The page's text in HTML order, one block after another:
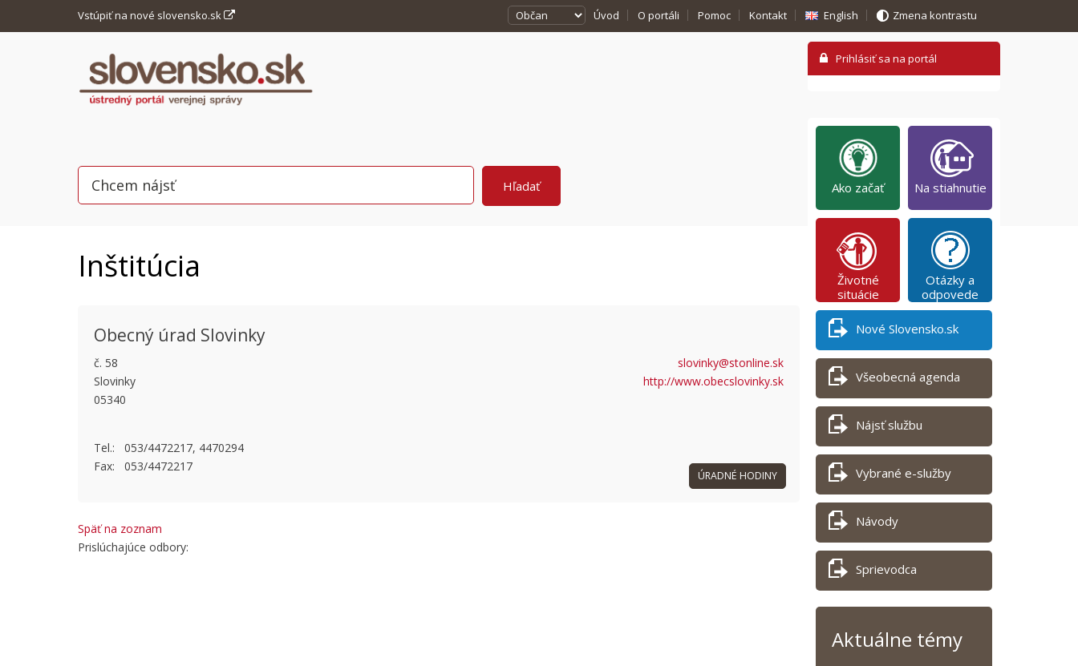
Vstúpiť na nové slovensko.sk Úvod O portáli Pomoc Kontakt English Zmena kontrastu
Inštitúcia
Obecný úrad Slovinky
č. 58
Slovinky
05340
slovinky@stonline.sk
http://www.obecslovinky.sk
Tel.: 053/4472217, 4470294
Fax: 053/4472217
ÚRADNÉ HODINY
Späť na zoznam
Prislúchajúce odbory:
Ako začať Na stiahnutie
Životné
situácie
Otázky a
odpovede
Nové Slovensko.sk
Všeobecná agenda
Nájsť službu
Vybrané e-služby
Návody
Sprievodca
Aktuálne témy